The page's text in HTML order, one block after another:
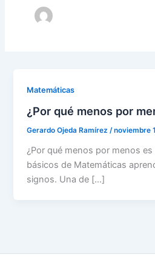
Matemáticas
¿Por qué menos por
Gerardo Ojeda Ramírez/noviembre
¿Por qué menos por menos
básicos de Matemáticas
signos. Una de […]